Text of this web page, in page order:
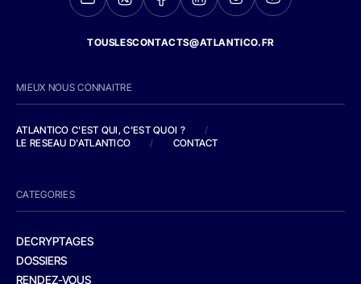
TOUSLESCONTACTS@ATLANTICO.FR
MIEUX NOUS CONNAITRE
ATLANTICO C'EST QUI, C'EST QUOI ?
/
LE RESEAU D'ATLANTICO
/ CONTACT
CATEGORIES
DECRYPTAGES
DOSSIERS
RENDEZ-VOUS